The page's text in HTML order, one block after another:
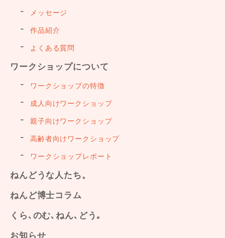
メッセージ
作品紹介
よくある質問
ワークショップについて
ワークショップの特徴
成人向けワークショップ
親子向けワークショップ
高齢者向けワークショップ
ワークショップレポート
ねんどうな人たち。
ねんど博士コラム
くら､のむ､ねん､どう｡
お知らせ